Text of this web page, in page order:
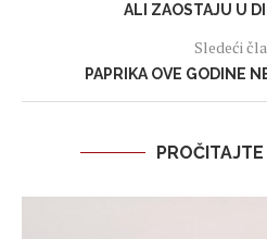
ALI ZAOSTAJU U
Sledeći
PAPRIKA OVE GODINE